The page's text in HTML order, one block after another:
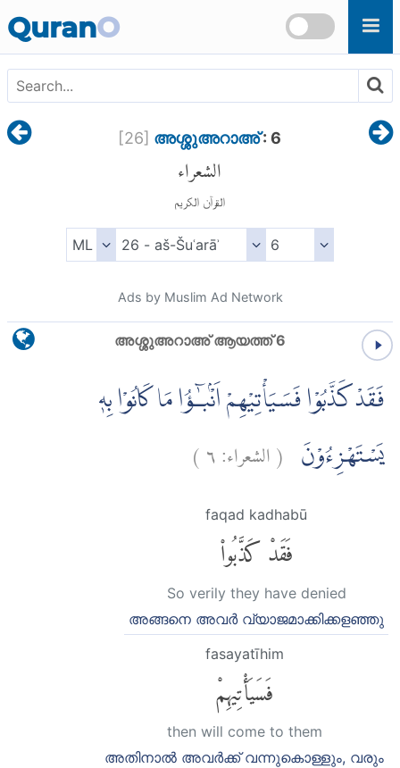
QuranO
[26] അശ്ശുഅറാഅ്: 6
الشعراء
القرآن الكريم
Ads by Muslim Ad Network
അശ്ശുഅറാഅ് ആയത്ത് 6
فَقَدْ كَذَّبُوْا فَسَيَأْتِيْهِمْ اَنْۢبـٰۤؤُا مَا كَانُوْا بِهٖ
يَسْتَهْزِءُوْنَ (الشعراء:٦)
faqad kadhabū
فَقَدْ كَذَّبُوا۟
So verily they have denied
അങ്ങനെ അവര്‍ വ്യാജമാക്കിക്കളഞ്ഞു
fasayatīhim
فَسَيَأْتِيهِمْ
then will come to them
അതിനാല്‍ അവര്‍ക്ക് വന്നുകൊള്ളും, വരും